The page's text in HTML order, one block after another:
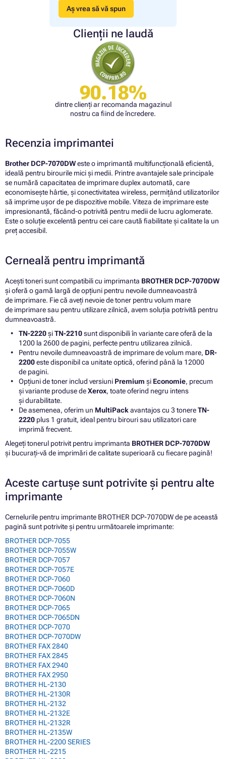
Aș vrea să vă spun
Clienții ne laudă
90.18%
dintre clienți ar recomanda magazinul
nostru ca fiind de încredere.
Recenzia imprimantei
Brother DCP-7070DWeste o imprimantă multifuncțională eficientă,
ideală pentru birourile mici și medii. Printre avantajele sale principale
se numără capacitatea de imprimare duplex automată, care
economisește hârtie, și conectivitatea wireless, permițând utilizatorilor
să imprime ușor de pe dispozitive mobile. Viteza de imprimare este
impresionantă, făcând-o potrivită pentru medii de lucru aglomerate.
Este o soluție excelentă pentru cei care caută fiabilitate și calitate la un
preț accesibil.
Cerneală pentru imprimantă
Acești toneri sunt compatibili cu imprimanta BROTHER DCP-7070DW
și oferă o gamă largă de opțiuni pentru nevoile dumneavoastră
de imprimare. Fie că aveți nevoie de toner pentru volum mare
de imprimare sau pentru utilizare zilnică, avem soluția potrivită pentru
dumneavoastră.
TN-2220șiTN-2210sunt disponibili în variante care oferă de la
1200 la 2600 de pagini, perfecte pentru utilizarea zilnică.
Pentru nevoile dumneavoastră de imprimare de volum mare, DR-
2200este disponibil ca unitate optică, oferind până la 12000
de pagini.
Opțiuni de toner includ versiuni Premium și Economie, precum
și variante produse deXerox, toate oferind negru intens
și durabilitate.
De asemenea, oferim un MultiPack avantajos cu 3 tonereTN-
2220 plus 1 gratuit, ideal pentru birouri sau utilizatori care
imprimă frecvent.
Alegeți tonerul potrivit pentru imprimanta BROTHER DCP-7070DW
și bucurați-vă de imprimări de calitate superioară cu fiecare pagină!
Aceste cartușe sunt potrivite și pentru alte
imprimante
Cernelurile pentru imprimante BROTHER DCP-7070DW de pe această
pagină sunt potrivite și pentru următoarele imprimante:
BROTHER DCP-7055
BROTHER DCP-7055W
BROTHER DCP-7057
BROTHER DCP-7057E
BROTHER DCP-7060
BROTHER DCP-7060D
BROTHER DCP-7060N
BROTHER DCP-7065
BROTHER DCP-7065DN
BROTHER DCP-7070
BROTHER DCP-7070DW
BROTHER FAX 2840
BROTHER FAX 2845
BROTHER FAX 2940
BROTHER FAX 2950
BROTHER HL-2130
BROTHER HL-2130R
BROTHER HL-2132
BROTHER HL-2132E
BROTHER HL-2132R
BROTHER HL-2135W
BROTHER HL-2200 SERIES
BROTHER HL-2215